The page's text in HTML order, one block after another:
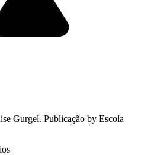
Gurgel. Publicação by Escola